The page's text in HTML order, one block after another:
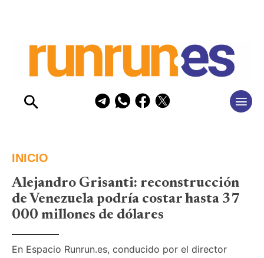
INICIO
Alejandro Grisanti: reconstrucción
de Venezuela podría costar hasta 37
000 millones de dólares
En Espacio Runrun.es, conducido por el director